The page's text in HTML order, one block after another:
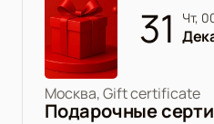
31 чт,
Москва, Gift certificate
Подарочные